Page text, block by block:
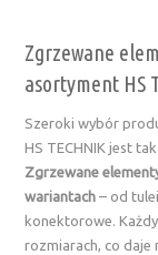
Zgrzewane
asortyment HS
Szeroki wybór
HS TECHNIK jest
Zgrzewane
wariantach – od
konektorowe.
rozmiarach, co daje